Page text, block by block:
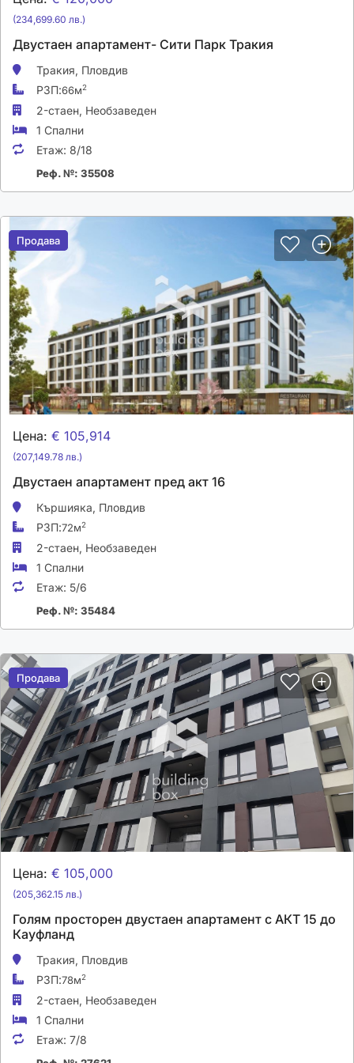
(234,699.60 лв.)
Двустаен апартамент- Сити Парк Тракия
Тракия, Пловдив
РЗП:66м2
2-стаен, Необзаведен
1 Спални
Етаж: 8/18
Реф. №: 35508
Продава
Продава
Цена: € 105,914
(207,149.78 лв.)
Двустаен апартамент пред акт 16
Кършияка, Пловдив
РЗП:72м2
2-стаен, Необзаведен
1 Спални
Етаж: 5/6
Реф. №: 35484
Продава
Продава
Цена: € 105,000
(205,362.15 лв.)
Голям просторен двустаен апартамент с АКТ 15 до
Кауфланд
Тракия, Пловдив
РЗП:78м2
2-стаен, Необзаведен
1 Спални
Етаж: 7/8